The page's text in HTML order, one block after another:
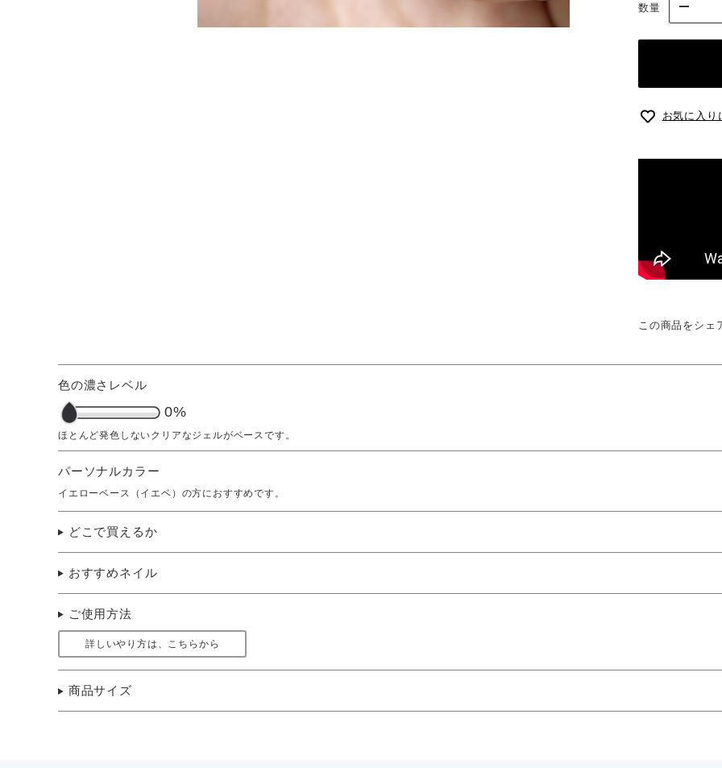
数量
お気に入り
この商品をシェ
色の濃さレベル
0%
パーソナルカラー
イエローベース（イエベ）の方におすすめです。
どこで買えるか
おすすめネイル
ご使用方法
詳しいやり方は、こちらから
商品サイズ